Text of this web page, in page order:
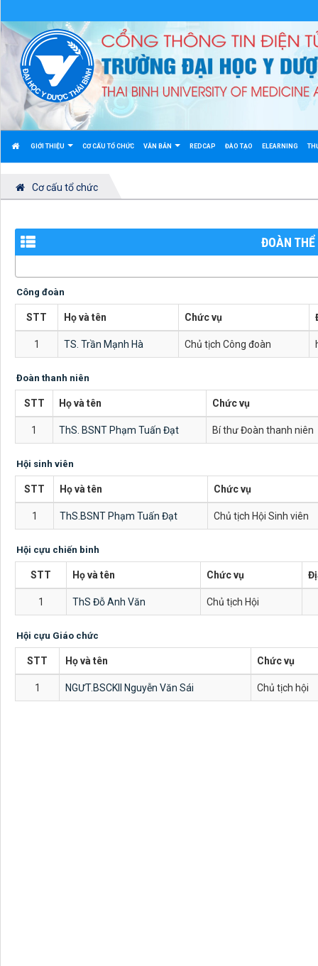
GIỚI THIỆU CƠ CẤU TỔ CHỨC VĂN BẢN REDCAP ĐÀO TẠO ELEARNING
Cơ cấu tổ chức
ĐOÀN THỂ
Công đoàn
STT Họ và tên Chức vụ
1 TS. Trần Mạnh Hà Chủ tịch Công đoàn
Đoàn thanh niên
STT Họ và tên Chức vụ
1 ThS. BSNT Phạm Tuấn Đạt Bí thư Đoàn thanh niên
Hội sinh viên
STT Họ và tên Chức vụ
1 ThS.BSNT Phạm Tuấn Đạt Chủ tịch Hội Sinh viên
Hội cựu chiến binh
STT Họ và tên Chức vụ
1 ThS Đỗ Anh Văn Chủ tịch Hội
Hội cựu Giáo chức
STT Họ và tên Chức vụ
1 NGƯT.BSCKII Nguyễn Văn Sái Chủ tịch hội